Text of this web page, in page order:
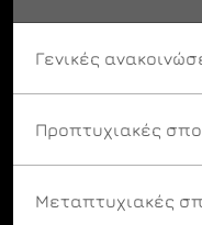
Γενικές
Προπτυχιακές
Μεταπτυχιακές